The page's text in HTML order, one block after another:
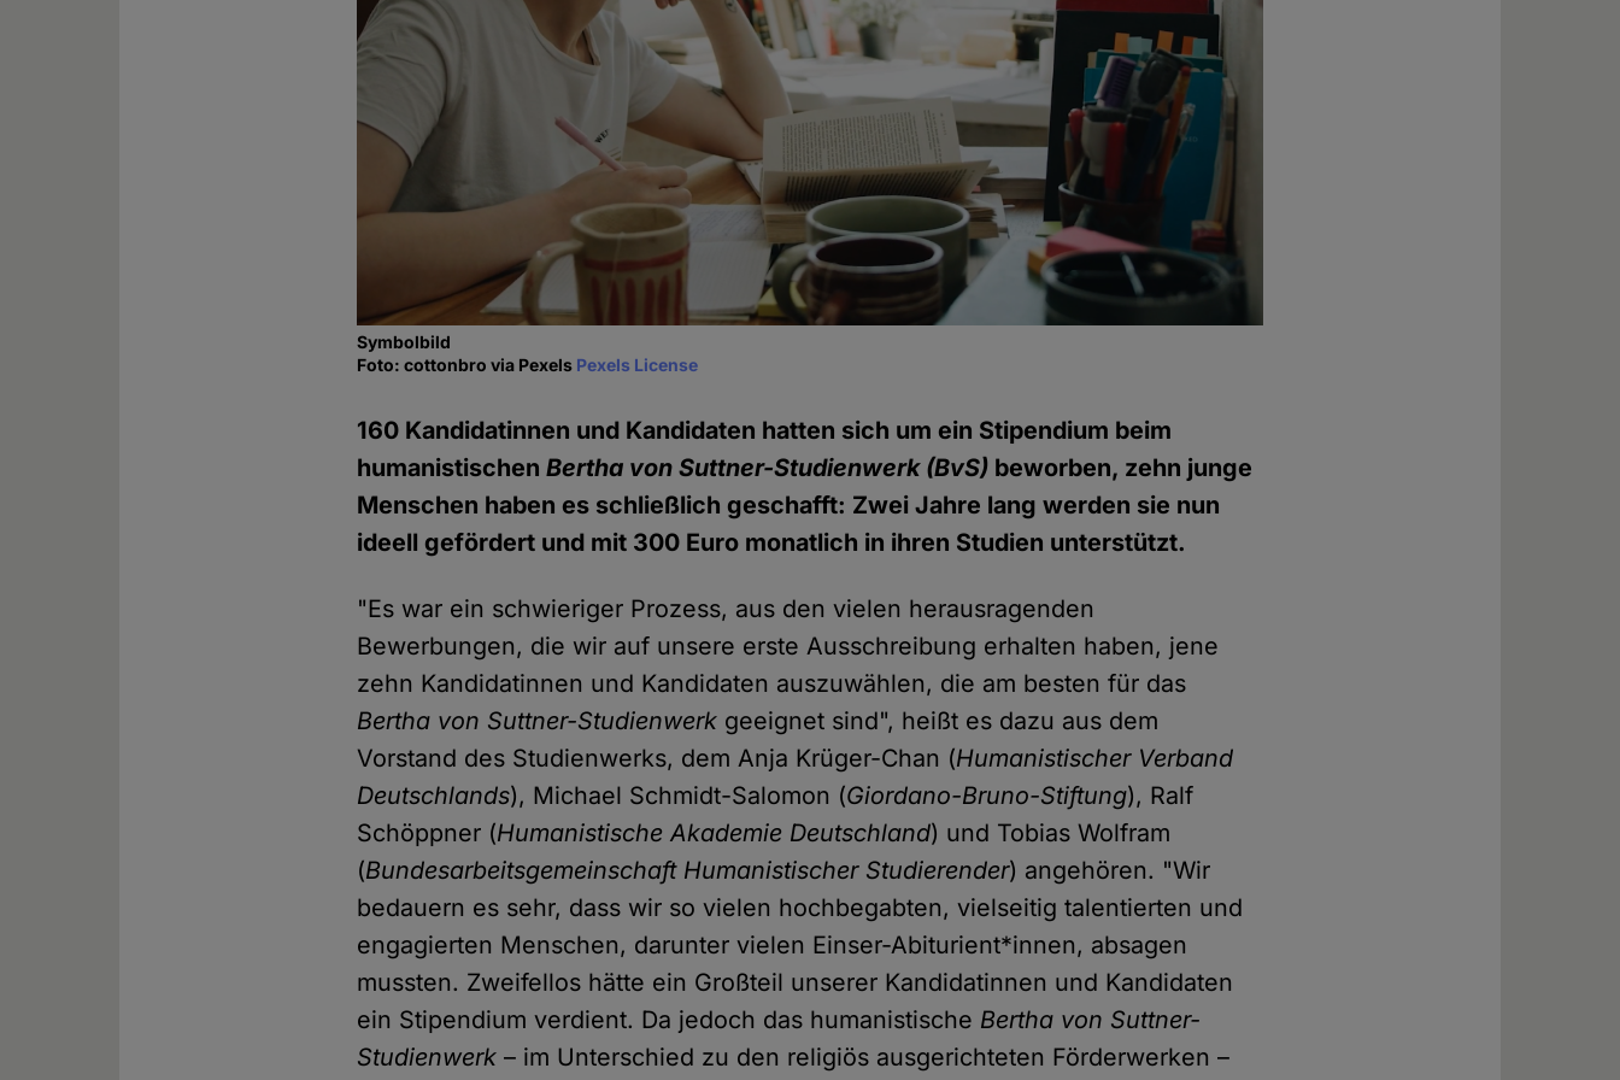
Symbolbild
Foto: cottonbro via Pexels Pexels License
160 Kandidatinnen und Kandidaten hatten sich um ein Stipendium beim
humanistischenBertha von Suttner-Studienwerk (BvS) beworben, zehn junge
Menschen haben es schließlich geschafft: Zwei Jahre lang werden sie nun
ideell gefördert und mit 300 Euro monatlich in ihren Studien unterstützt.
"Es war ein schwieriger Prozess, aus den vielen herausragenden
Bewerbungen, die wir auf unsere erste Ausschreibung erhalten haben, jene
zehn Kandidatinnen und Kandidaten auszuwählen, die am besten für das
Bertha von Suttner-Studienwerk geeignet sind", heißt es dazu aus dem
Vorstand des Studienwerks, dem Anja Krüger-Chan (Humanistischer Verband
Deutschlands), Michael Schmidt-Salomon (Giordano-Bruno-Stiftung), Ralf
Schöppner (Humanistische Akademie Deutschland) und Tobias Wolfram
(Bundesarbeitsgemeinschaft Humanistischer Studierender) angehören. "Wir
bedauern es sehr, dass wir so vielen hochbegabten, vielseitig talentierten und
engagierten Menschen, darunter vielen Einser-Abiturient*innen, absagen
mussten. Zweifellos hätte ein Großteil unserer Kandidatinnen und Kandidaten
ein Stipendium verdient. Da jedoch das humanistische Bertha von Suttner-
Studienwerk – im Unterschied zu den religiös ausgerichteten Förderwerken –